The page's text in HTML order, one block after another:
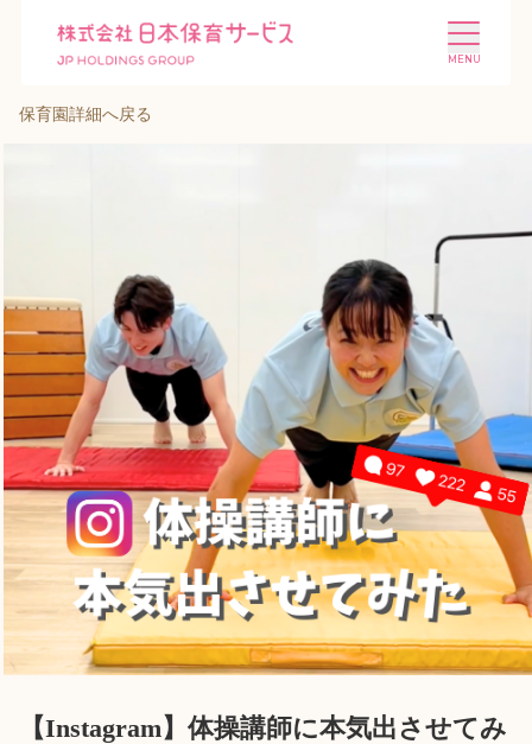
施設を探す 選ばれる理由
会社概要 ニュース
投資家情報 採用情報
Language
ホーム
利用者の声
プライバシーポリシー
保育園詳細へ戻る
【Instagram】体操講師に本気出させてみ